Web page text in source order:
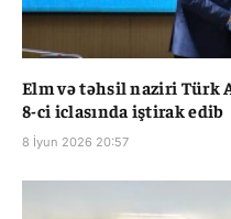
Elm və təhsil naziri Türk
8-ci iclasında iştirak edib
8 İyun 2026 20:57